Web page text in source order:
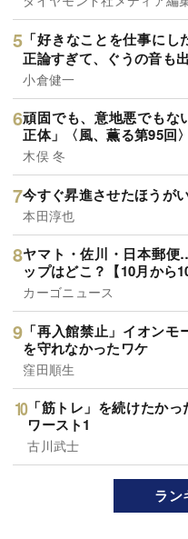
「好きなことを仕事に
正論すぎて、ぐうの音も
小倉健一
頑固でも、意地悪でも
正体」〈風、薫る第95回〉
木俣 冬
今すぐ昇進させたほうが
本田淳也
ヤマト・佐川・日本郵
ップはどこ？【10月から
カーゴニュース
「再入館禁止」イオン
を守れなかったワケ
窪田順生
「筋トレ」を続けたかっ
ワースト1
古川武士
ラン